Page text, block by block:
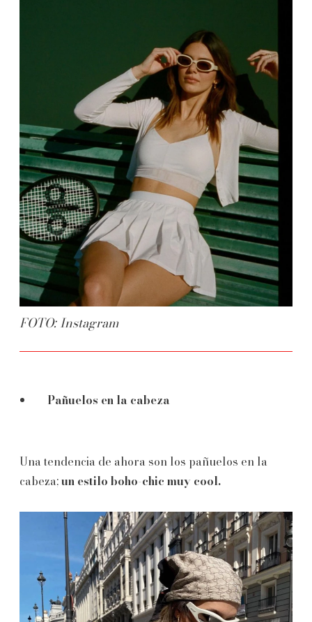
FOTO: Instagram
Pañuelos en la cabeza
Una tendencia de ahora son los pañuelos en la
cabeza;un estilo boho-chic muy cool.